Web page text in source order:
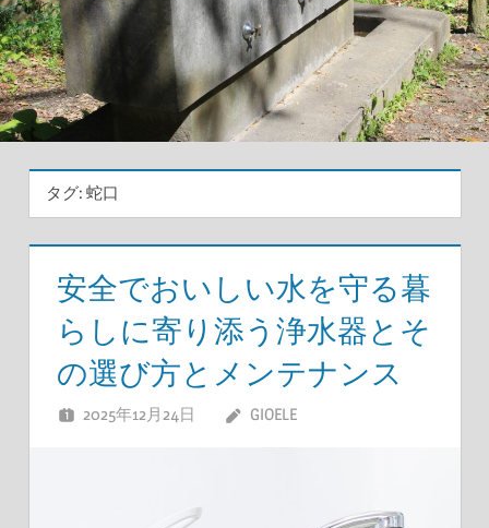
タグ: 蛇口
安全でおいしい水を守る暮
らしに寄り添う浄水器とそ
の選び方とメンテナンス
2025年12月24日 GIOELE